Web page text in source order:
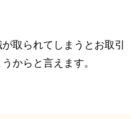
取られてしまうとお取引
からと言えます。